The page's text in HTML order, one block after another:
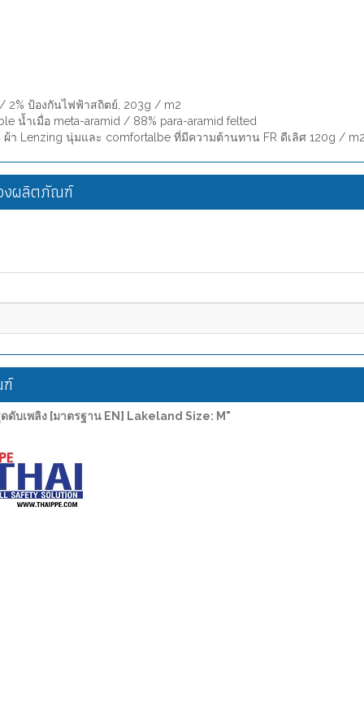
2% ป้องกันไฟฟ้าสถิตย์, 203g / m2
น้ำเมื่อ meta-aramid / 88% para-aramid felted
า Lenzing นุ่มและ comfortalbe ที่มีความต้านทาน FR ดีเลิศ 120g /
องผลิตภัณฑ์
ฑ์
ดับเพลิง [มาตรฐาน EN] Lakeland Size: M"